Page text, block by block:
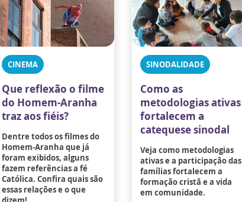
CINEMA
Que reflexão o filme
do Homem-Aranha
traz aos fiéis?
Dentre todos os filmes do
Homem-Aranha que já
foram exibidos, alguns
fazem referências a fé
Católica. Confira quais são
essas relações e o que
SINODALIDADE
Como as
metodologias ativas
fortalecem a
catequese sinodal
Veja como metodologias
ativas e a participação das
famílias fortalecem a
formação cristã e a vida
em comunidade.